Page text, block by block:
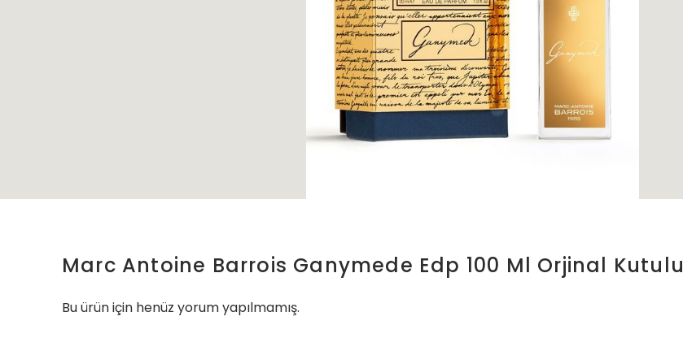
Marc Antoine Barrois Ganymede Edp 100 Ml Orjinal Kutulu
Bu ürün için henüz yorum yapılmamış.